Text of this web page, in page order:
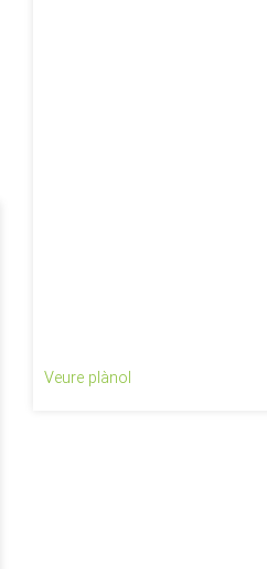
Veure plànol